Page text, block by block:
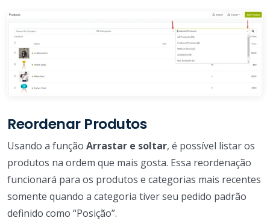
Reordenar Produtos
Usando a função Arrastar e soltar, é possível listar os
produtos na ordem que mais gosta. Essa reordenação
funcionará para os produtos e categorias mais recentes
somente quando a categoria tiver seu pedido padrão
definido como “Posição”.